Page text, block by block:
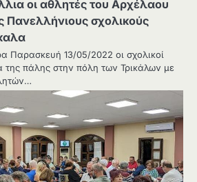
οι αθλητές του Αρχέλαου
Πανελλήνιους σχολικούς
Παρασκευή 13/05/2022 οι σχολικοί
πάλης στην πόλη των Τρικάλων με